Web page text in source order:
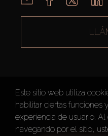
AX CAPITAL ©2026
Condiciones de Uso
Este sitio web utiliza
habilitar ciertas funciones
experiencia de usuario. Al
navegando por el sitio,